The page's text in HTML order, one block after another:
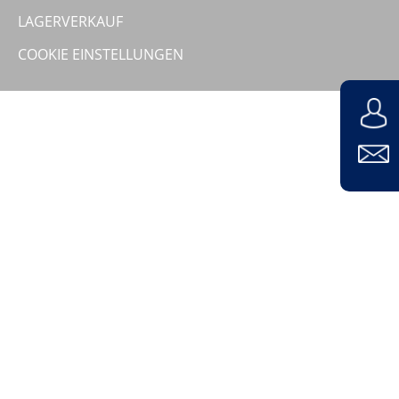
Unternehmen
LAGERVERKAUF
COOKIE EINSTELLUNGEN